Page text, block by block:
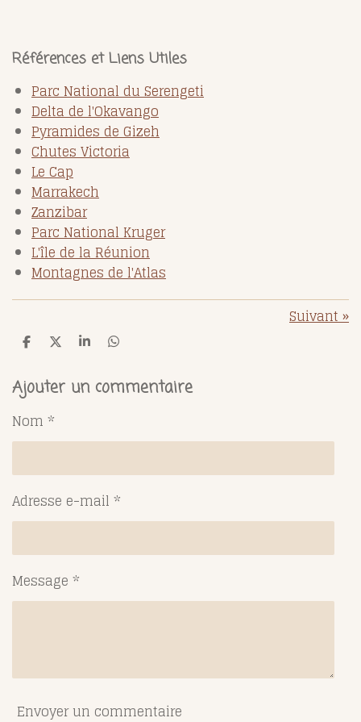
Références et Liens Utiles
Parc National du Serengeti
Delta de l'Okavango
Pyramides de Gizeh
Chutes Victoria
Le Cap
Marrakech
Zanzibar
Parc National Kruger
L'île de la Réunion
Montagnes de l'Atlas
Suivant»
P
t
a
e
r
P
t
a
r
P
t
a
r
P
t
a
r
Ajouter un commentaire
Nom *
Adresse e-mail *
Message *
Envoyer un commentaire